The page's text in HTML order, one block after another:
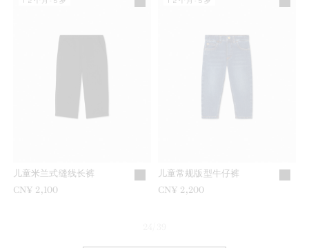
儿童米兰式缝线长裤
CN¥ 2,100
儿童常规版型牛仔裤
CN¥ 2,200